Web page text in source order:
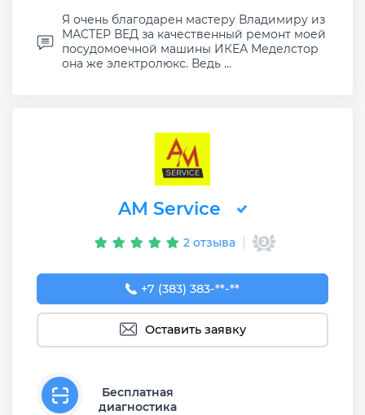
Я очень благодарен мастеру Владимиру из
МАСТЕР ВЕД за качественный ремонт моей
посудомоечной машины ИКЕА Меделстор
она же электролюкс. Ведь ...
AM Service
2 отзыва
+7 (383) 383-65-03
+7 (383) 383-**-**
Оставить заявку
Бесплатная
диагностика